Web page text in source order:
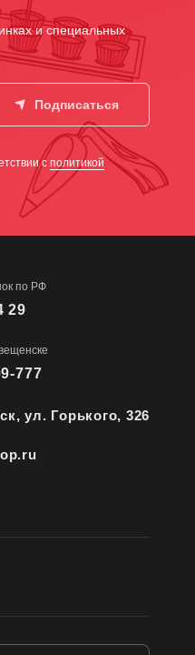
и специальных
Подписаться
с политикой
по РФ
29
777
ул. Горького, 326